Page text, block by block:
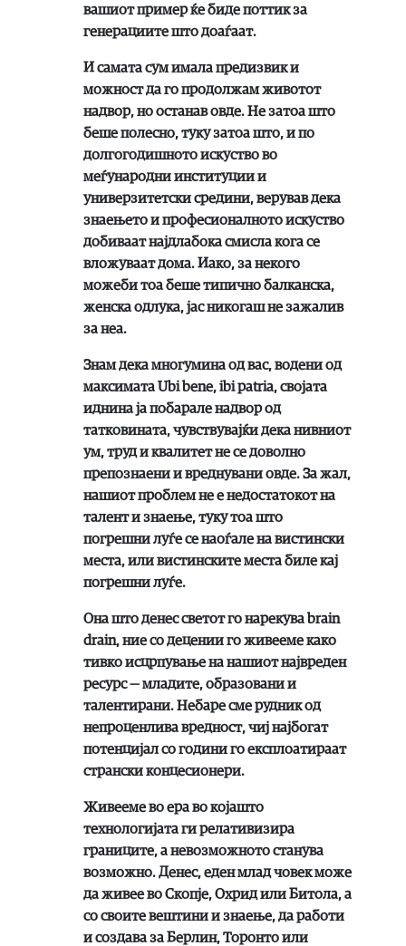
вашиот пример ќе биде поттик за
генерациите што доаѓаат.
И самата сум имала предизвик и
можност да го продолжам животот
надвор, но останав овде. Не затоа што
беше полесно, туку затоа што, и по
долгогодишното искуство во
меѓународни институции и
универзитетски средини, верував дека
знаењето и професионалното искуство
добиваат најдлабока смисла кога се
вложуваат дома. Иако, за некого
можеби тоа беше типично балканска,
женска одлука, јас никогаш не зажалив
за неа.
Знам дека многумина од вас, водени од
максимата Ubi bene, ibi patria, својата
иднина ја побарале надвор од
татковината, чувствувајќи дека нивниот
ум, труд и квалитет не се доволно
препознаени и вреднувани овде. За жал,
нашиот проблем не е недостатокот на
талент и знаење, туку тоа што
погрешни луѓе се наоѓале на вистински
места, или вистинските места биле кај
погрешни луѓе.
Она што денес светот го нарекува brain
drain, ние со децении го живееме како
тивко исцрпување на нашиот највреден
ресурс — младите, образовани и
талентирани. Небаре сме рудник од
непроценлива вредност, чиј најбогат
потенцијал со години го експлоатираат
странски концесионери.
Живееме во ера во којашто
технологијата ги релативизира
границите, а невозможното станува
возможно. Денес, еден млад човек може
да живее во Скопје, Охрид или Битола, а
со своите вештини и знаење, да работи
и создава за Берлин, Торонто или